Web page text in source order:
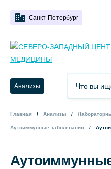
Санкт-Петербург
Анализы
Главная Анализы
Аутоиммунные заболевания